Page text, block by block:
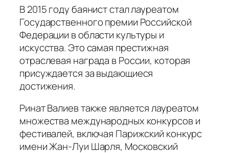
В 2015 году баянист стал лауреатом
Государственного премии Российской
Федерации в области культуры и
искусства. Это самая престижная
отраслевая награда в России, которая
присуждается за выдающиеся
достижения.
Ринат Валиев также является лауреатом
множества международных конкурсов и
фестивалей, включая Парижский конкурс
имени Жан-Луи Шарля, Московский